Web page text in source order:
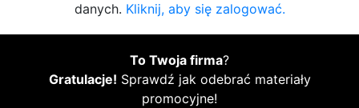
danych. Kliknij, aby się zalogować.
To Twoja firma?
Gratulacje! Sprawdź jak odebrać materiały
promocyjne!